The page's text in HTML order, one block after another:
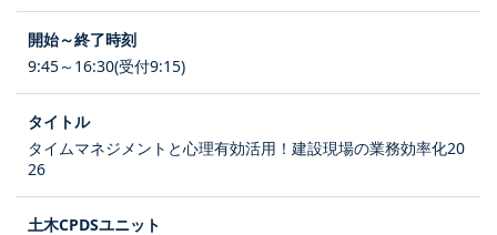
9:45～16:30(受付9:15)
タイムマネジメントと心理有効活用！建設現場の業務効率化20
26